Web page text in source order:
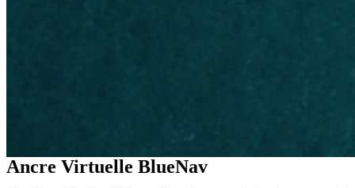
Ancre Virtuelle BlueNav